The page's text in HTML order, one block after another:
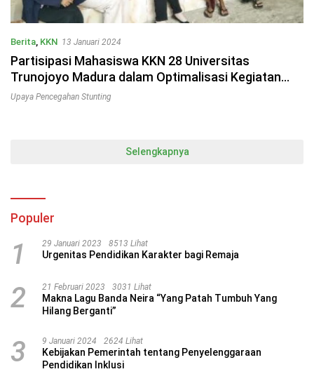
Berita, KKN 13 Januari 2024
Partisipasi Mahasiswa KKN 28 Universitas
Trunojoyo Madura dalam Optimalisasi Kegiatan
Posyandu dan Pemberdayaan Masyarakat dalam
Upaya Pencegahan Stunting
Selengkapnya
Populer
1 29 Januari 2023 8513 Lihat
Urgenitas Pendidikan Karakter bagi Remaja
2 21 Februari 2023 3031 Lihat
Makna Lagu Banda Neira “Yang Patah Tumbuh Yang
Hilang Berganti”
3 9 Januari 2024 2624 Lihat
Kebijakan Pemerintah tentang Penyelenggaraan
Pendidikan Inklusi